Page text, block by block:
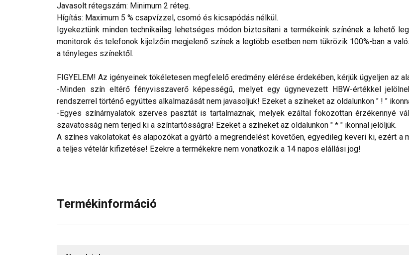
Javasolt rétegszám: Minimum 2 réteg.
Hígítás: Maximum 5 % csapvízzel, csomó és kicsapódás nélkül.
Igyekeztünk minden technikailag lehetséges módon biztosítani a termékeink színének a lehető
monitorok és telefonok kijelzőin megjelenő színek a legtöbb esetben nem tükrözik 100%-ban a
a tényleges színektől.
FIGYELEM! Az igényeinek tökéletesen megfelelő eredmény elérése érdekében, kérjük ügyeljen az
-Minden szín eltérő fényvisszaverő képességű, melyet egy úgynevezett HBW-értékkel
rendszerrel történő együttes alkalmazását nem javasoljuk! Ezeket a színeket az oldalunkon " ! "
-Egyes színárnyalatok szerves pasztát is tartalmaznak, melyek ezáltal fokozottan érzékennyé
szavatosság nem terjed ki a színtartósságra! Ezeket a színeket az oldalunkon " * " ikonnal jelöljük.
A színes vakolatokat és alapozókat a gyártó a megrendelést követően, egyedileg keveri ki, ezért
a teljes vételár kifizetése! Ezekre a termékekre nem vonatkozik a 14 napos elállási jog!
Termékinformáció